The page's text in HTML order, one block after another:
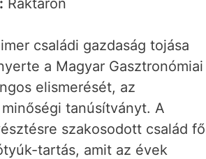
családi gazdaság tojása
a Magyar Gasztronómiai
elismerését, az
tanúsítványt. A
szakosodott család fő
tartás, amit az évek